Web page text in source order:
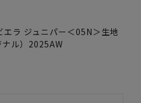
エラ ジュニパー＜05N＞生地
ナル）2025AW